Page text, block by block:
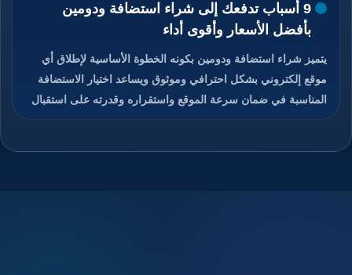
9 أسباب تدفعك إلى شراء استضافة ودومين
بأفضل الأسعار وأقوى أداء
يتميز شراء استضافة ودومين بكونه الخطوة الأساسية لإطلاق أي
موقع إلكتروني بشكل احترافي وموثوق ويساعد اختيار الاستضافة
المناسبة في ضمان سرعة الموقع واستقراره وقدرته على استقبال
الزوار دون انقطاع، كما يمنح الدومين هوية رقمية مميزة تسهل على